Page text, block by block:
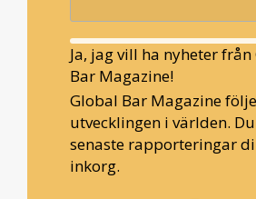
Ja, jag vill ha nyheter
Bar Magazine!
Global Bar Magazine
utvecklingen i världen.
senaste rapporteringar
inkorg.